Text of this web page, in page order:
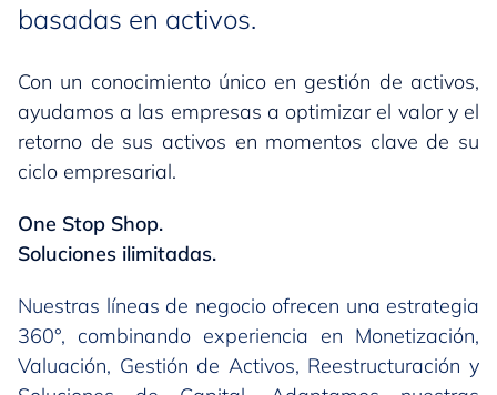
basadas en activos.
Con un conocimiento único en gestión de activos,
ayudamos a las empresas a optimizar el valor y el
retorno de sus activos en momentos clave de su
ciclo empresarial.
One Stop Shop.
Soluciones ilimitadas.
Nuestras líneas de negocio ofrecen una estrategia
360°, combinando experiencia en Monetización,
Valuación, Gestión de Activos, Reestructuración y